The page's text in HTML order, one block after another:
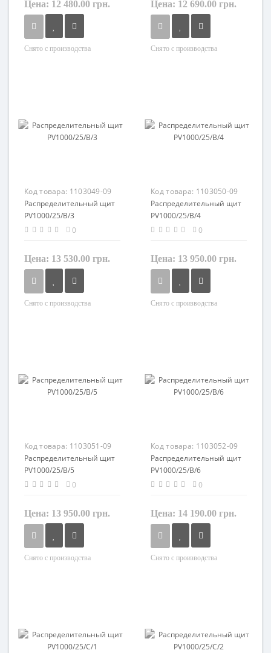
Цена: 12 480.00 грн.
Снято с производства
Цена: 12 690.00 грн.
Снято с производства
Код товара: 1103049-09
Распределительный щит
PV1000/25/B/3
0
Цена: 13 530.00 грн.
Снято с производства
Код товара: 1103050-09
Распределительный щит
PV1000/25/B/4
0
Цена: 13 950.00 грн.
Снято с производства
Код товара: 1103051-09
Распределительный щит
PV1000/25/B/5
0
Цена: 13 950.00 грн.
Снято с производства
Код товара: 1103052-09
Распределительный щит
PV1000/25/B/6
0
Цена: 14 190.00 грн.
Снято с производства